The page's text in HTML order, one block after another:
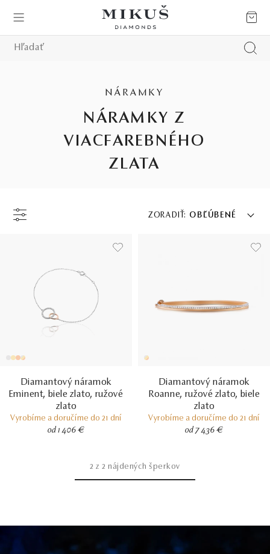
NÁRAMKY
NÁRAMKY Z
VIACFAREBNÉHO
ZLATA
ZORADIŤ: OBĽÚBENÉ
Diamantový náramok
Eminent, biele zlato, ružové
zlato
Vyrobíme a doručíme do 21 dní
od 1 406 €
Diamantový náramok
Roanne, ružové zlato, biele
zlato
Vyrobíme a doručíme do 21 dní
od 7 436 €
2 z2 nájdených šperkov